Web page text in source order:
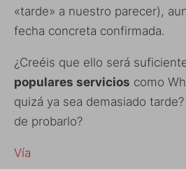
«tarde» a nuestro parecer),
fecha concreta confirmada.
¿Creéis que ello será
populares servicios como
quizá ya sea demasiado
de probarlo?
Vía